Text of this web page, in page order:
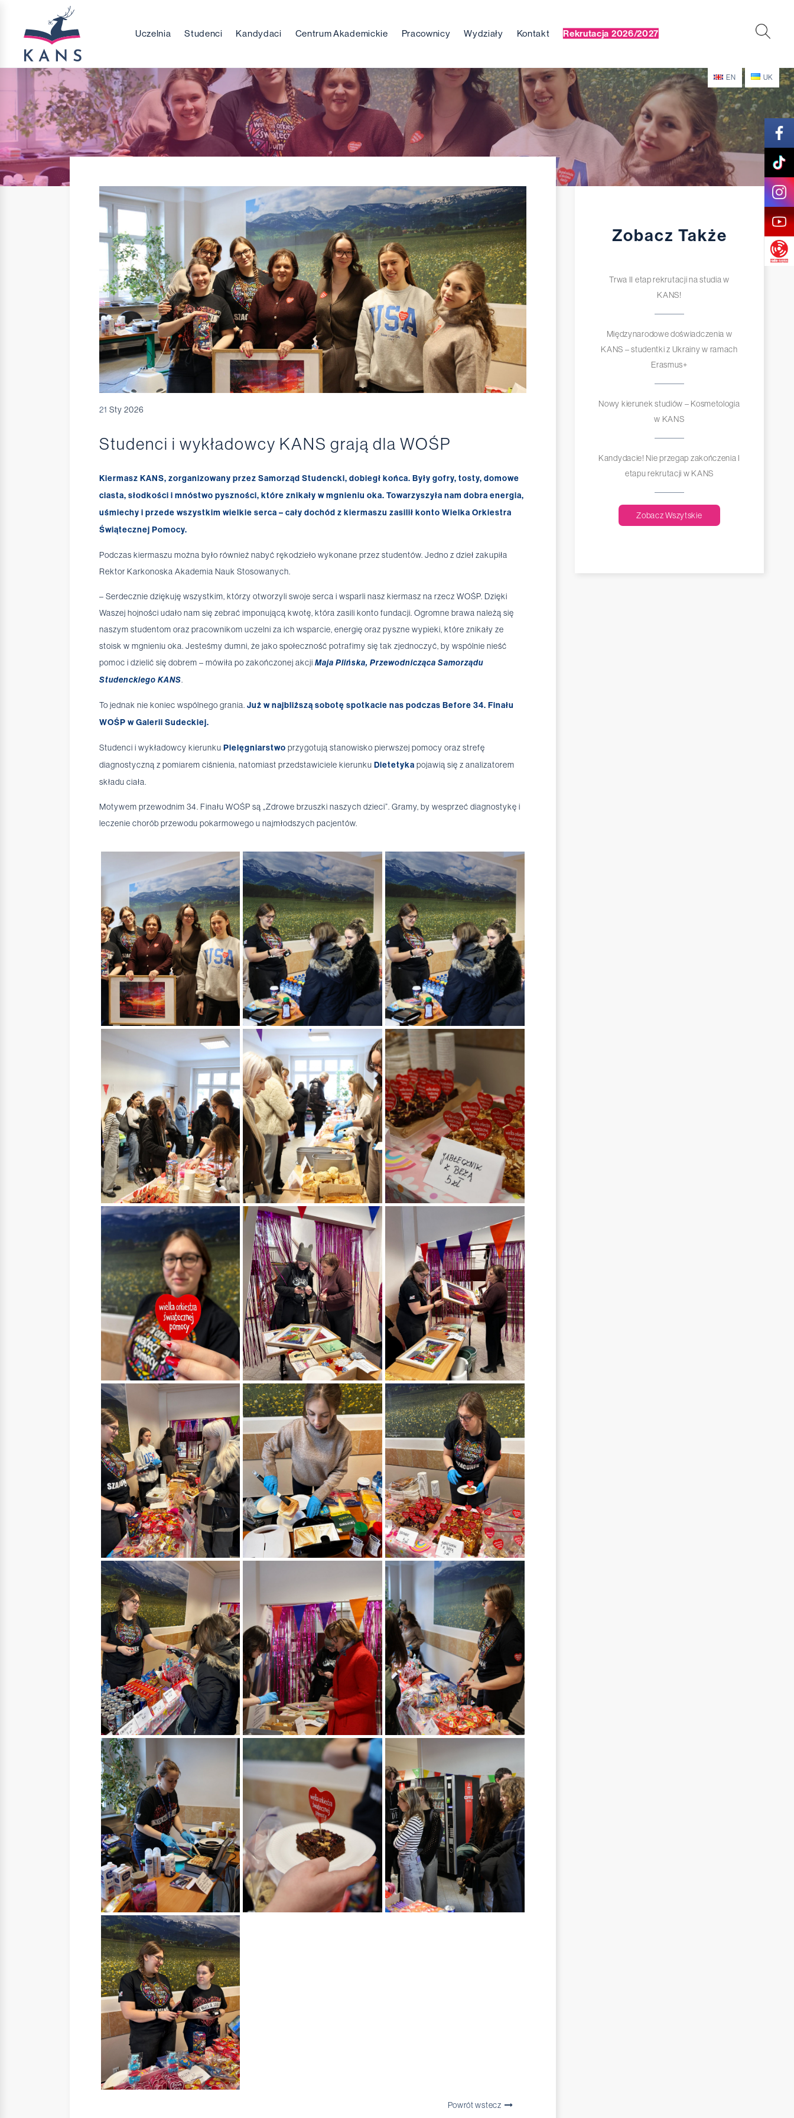
Uczelnia Studenci Kandydaci Centrum Akademickie Pracownicy Wydziały Kontakt Rekrutacja 2026/2027
EN UK
Zobacz Także
Trwa II etap rekrutacji na studia w
KANS!
Międzynarodowe doświadczenia w
KANS – studentki z Ukrainy w ramach
Erasmus+
Nowy kierunek studiów – Kosmetologia
w KANS
Kandydacie! Nie przegap zakończenia I
etapu rekrutacji w KANS
Zobacz Wszytskie
21 Sty 2026
Studenci i wykładowcy KANS grają dla WOŚP
Kiermasz KANS, zorganizowany przez Samorząd Studencki, dobiegł końca. Były gofry, tosty, domowe
ciasta, słodkości i mnóstwo pyszności, które znikały w mgnieniu oka. Towarzyszyła nam dobra energia,
uśmiechy i przede wszystkim wielkie serca – cały dochód z kiermaszu zasilił konto Wielka Orkiestra
Świątecznej Pomocy.
Podczas kiermaszu można było również nabyć rękodzieło wykonane przez studentów. Jedno z dzieł zakupiła
Rektor Karkonoska Akademia Nauk Stosowanych.
– Serdecznie dziękuję wszystkim, którzy otworzyli swoje serca i wsparli nasz kiermasz na rzecz WOŚP. Dzięki
Waszej hojności udało nam się zebrać imponującą kwotę, która zasili konto fundacji. Ogromne brawa należą się
naszym studentom oraz pracownikom uczelni za ich wsparcie, energię oraz pyszne wypieki, które znikały ze
stoisk w mgnieniu oka. Jesteśmy dumni, że jako społeczność potrafimy się tak zjednoczyć, by wspólnie nieść
pomoc i dzielić się dobrem – mówiła po zakończonej akcji Maja Plińska, Przewodnicząca Samorządu
Studenckiego KANS.
To jednak nie koniec wspólnego grania. Już w najbliższą sobotę spotkacie nas podczas Before 34. Finału
WOŚP w Galerii Sudeckiej.
Studenci i wykładowcy kierunku Pielęgniarstwo przygotują stanowisko pierwszej pomocy oraz strefę
diagnostyczną z pomiarem ciśnienia, natomiast przedstawiciele kierunku Dietetyka pojawią się z analizatorem
składu ciała.
Motywem przewodnim 34. Finału WOŚP są „Zdrowe brzuszki naszych dzieci”. Gramy, by wesprzeć diagnostykę i
leczenie chorób przewodu pokarmowego u najmłodszych pacjentów.
Powrót wstecz